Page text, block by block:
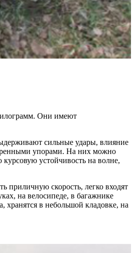
Они имеют
сильные удары, влияние
упорами. На них можно
устойчивость на волне,
приличную скорость, легко входят
на велосипеде, в багажнике
в небольшой кладовке, на